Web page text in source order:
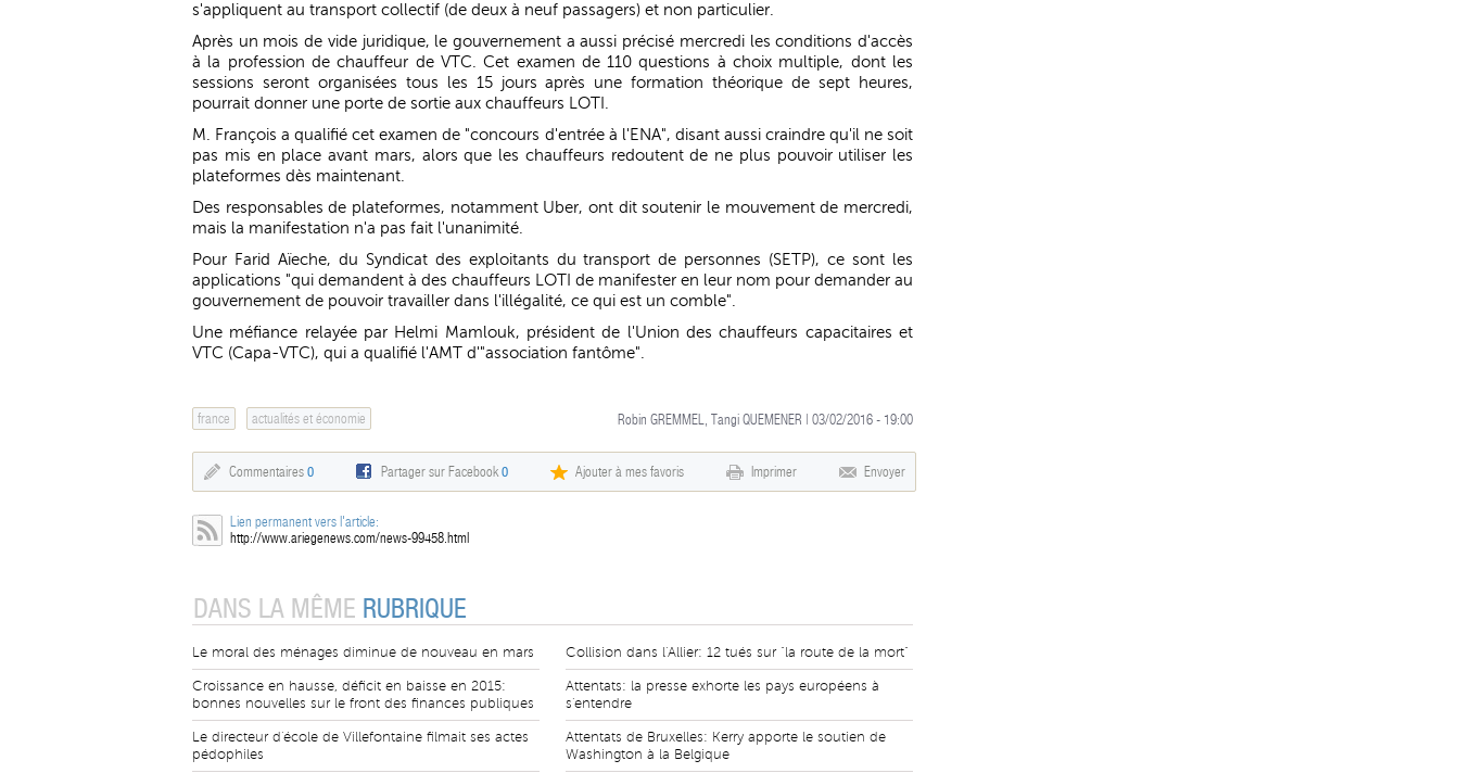
s'appliquent au transport collectif (de deux à neuf passagers) et non particulier.
Après un mois de vide juridique, le gouvernement a aussi précisé mercredi les conditions d'accès
à la profession de chauffeur de VTC. Cet examen de 110 questions à choix multiple, dont les
sessions seront organisées tous les 15 jours après une formation théorique de sept heures,
pourrait donner une porte de sortie aux chauffeurs LOTI.
M. François a qualifié cet examen de "concours d'entrée à l'ENA", disant aussi craindre qu'il ne soit
pas mis en place avant mars, alors que les chauffeurs redoutent de ne plus pouvoir utiliser les
plateformes dès maintenant.
Des responsables de plateformes, notamment Uber, ont dit soutenir le mouvement de mercredi,
mais la manifestation n'a pas fait l'unanimité.
Pour Farid Aïeche, du Syndicat des exploitants du transport de personnes (SETP), ce sont les
applications "qui demandent à des chauffeurs LOTI de manifester en leur nom pour demander au
gouvernement de pouvoir travailler dans l'illégalité, ce qui est un comble".
Une méfiance relayée par Helmi Mamlouk, président de l'Union des chauffeurs capacitaires et
VTC (Capa-VTC), qui a qualifié l'AMT d'"association fantôme".
france actualités et économie Robin GREMMEL, Tangi QUEMENER | 03/02/2016 - 19:00
Commentaires 0 Partager sur Facebook0 Ajouter à mes favoris Imprimer Envoyer
Lien permanent vers l'article:
http://www.ariegenews.com/news-99458.html
DANS LA MÊME RUBRIQUE
Le moral des ménages diminue de nouveau en mars
Croissance en hausse, déficit en baisse en 2015:
bonnes nouvelles sur le front des finances publiques
Le directeur d'école de Villefontaine filmait ses actes
pédophiles
Collision dans l'Allier: 12 tués sur "la route de la mort"
Attentats: la presse exhorte les pays européens à
s'entendre
Attentats de Bruxelles: Kerry apporte le soutien de
Washington à la Belgique